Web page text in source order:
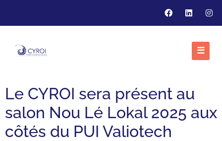
☰
Le CYROI sera présent au
salon Nou Lé Lokal 2025 aux
côtés du PUI Valiotech